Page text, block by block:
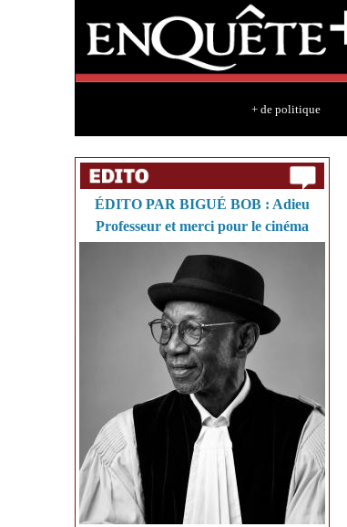
+ de politique
ÉDITO PAR BIGUÉ BOB : Adieu
Professeur et merci pour le cinéma